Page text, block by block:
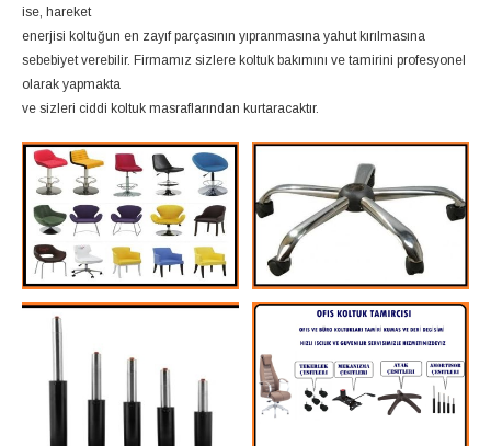
ise, hareket
enerjisi koltuğun en zayıf parçasının yıpranmasına yahut kırılmasına
sebebiyet verebilir. Firmamız sizlere koltuk bakımını ve tamirini profesyonel
olarak yapmakta
ve sizleri ciddi koltuk masraflarından kurtaracaktır.